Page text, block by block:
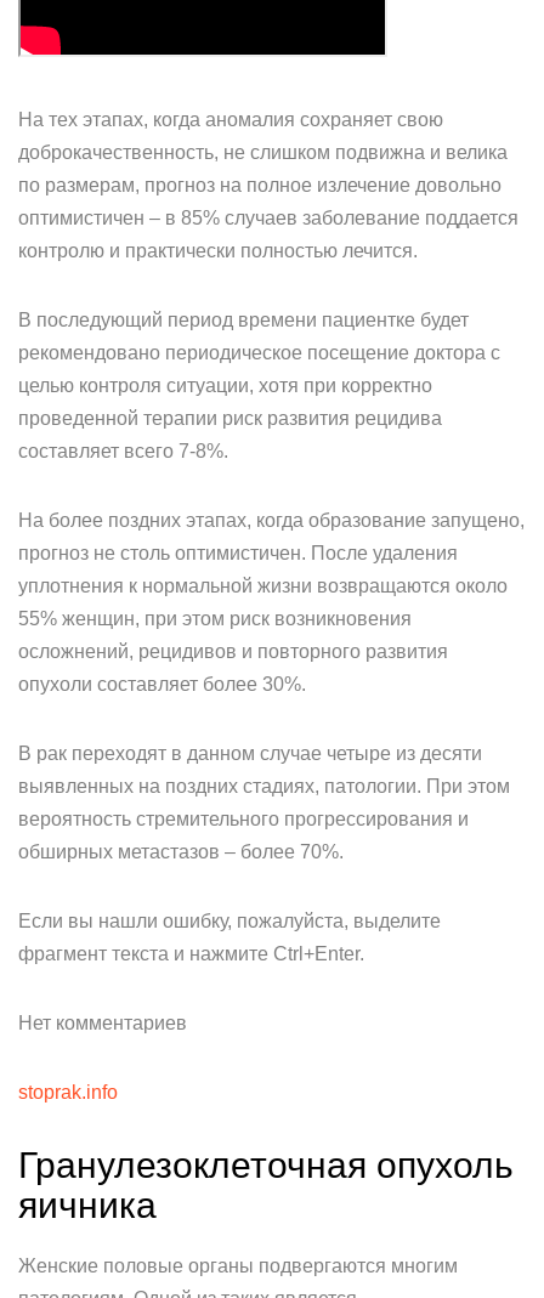
На тех этапах, когда аномалия сохраняет свою
доброкачественность, не слишком подвижна и велика
по размерам, прогноз на полное излечение довольно
оптимистичен – в 85% случаев заболевание поддается
контролю и практически полностью лечится.
В последующий период времени пациентке будет
рекомендовано периодическое посещение доктора с
целью контроля ситуации, хотя при корректно
проведенной терапии риск развития рецидива
составляет всего 7-8%.
На более поздних этапах, когда образование запущено,
прогноз не столь оптимистичен. После удаления
уплотнения к нормальной жизни возвращаются около
55% женщин, при этом риск возникновения
осложнений, рецидивов и повторного развития
опухоли составляет более 30%.
В рак переходят в данном случае четыре из десяти
выявленных на поздних стадиях, патологии. При этом
вероятность стремительного прогрессирования и
обширных метастазов – более 70%.
Если вы нашли ошибку, пожалуйста, выделите
фрагмент текста и нажмите Ctrl+Enter.
Нет комментариев
stoprak.info
Гранулезоклеточная опухоль
яичника
Женские половые органы подвергаются многим